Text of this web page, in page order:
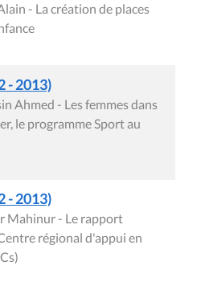
- La création de places
- 2013)
Ahmed - Les femmes dans
le programme Sport au
- 2013)
Mahinur - Le rapport
régional d'appui en